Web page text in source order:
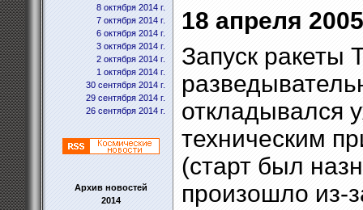
8 октября 2014 г.
7 октября 2014 г.
6 октября 2014 г.
3 октября 2014 г.
2 октября 2014 г.
1 октября 2014 г.
30 сентября 2014 г.
29 сентября 2014 г.
26 сентября 2014 г.
Архив новостей
2014
18 апреля
Запуск ракеты
откладывался
техническим
(старт был
произошло из-